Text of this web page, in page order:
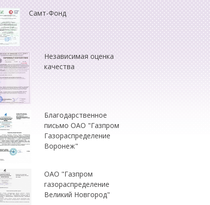
Самт-Фонд
Независимая оценка
качества
Благодарственное
письмо ОАО "Газпром
Газораспределение
Воронеж"
ОАО "Газпром
газораспределение
Великий Новгород"